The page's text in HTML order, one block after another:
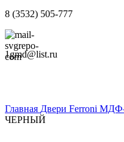
8 (3532) 505-777
1gmd@list.ru
Главная Двери Ferroni
ЧЕРНЫЙ